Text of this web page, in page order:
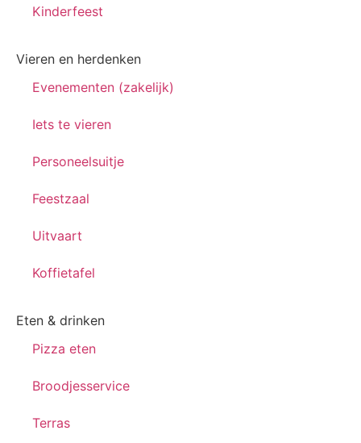
Kinderfeest
Vieren en herdenken
Evenementen (zakelijk)
Iets te vieren
Personeelsuitje
Feestzaal
Uitvaart
Koffietafel
Eten & drinken
Pizza eten
Broodjesservice
Terras